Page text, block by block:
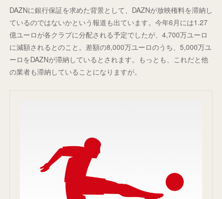
DAZNに銀行保証を求めた背景として、DAZNが放映権料を滞納し
ているのではないかという報道も出ています。今年6月には1.27
億ユーロが各クラブに分配される予定でしたが、4,700万ユーロ
に減額されるとのこと。差額の8,000万ユーロのうち、5,000万ユ
ーロをDAZNが滞納しているとされます。もっとも、これだと他
の業者も滞納していることになりますが。